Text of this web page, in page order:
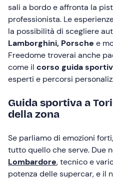
sali a bordo e affronta la
professionista. Le
la possibilità di scegliere
Lamborghini, Porsche e
Freedome troverai anche
come il corso guida
esperti e percorsi
Guida sportiva a
della zona
Se parliamo di emozioni
tutto quello che serve. Due
Lombardore, tecnico e
potenza delle supercar, e il